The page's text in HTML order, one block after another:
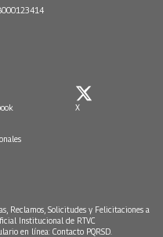
X
Reclamos, Solicitudes y Felicitaciones a
Institucional de RTVC
en línea: Contacto PQRSD.